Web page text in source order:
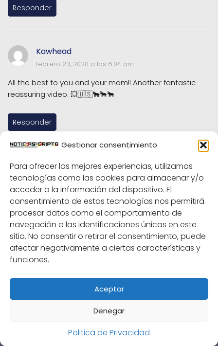
Gestionar consentimiento
Para ofrecer las mejores experiencias, utilizamos
tecnologías como las cookies para almacenar y/o
acceder a la información del dispositivo. El
consentimiento de estas tecnologías nos permitirá
procesar datos como el comportamiento de
navegación o las identificaciones únicas en este
sitio. No consentir o retirar el consentimiento, puede
afectar negativamente a ciertas características y
funciones.
Aceptar
Denegar
Politica de Privacidad
Responder
Kawhead
febrero 23, 2020 a las 6:04 am
All the best to you and your mom!! Another fantastic
reassuring video. 💥🇺🇸🐂🐂🐂
Responder
Zach Smolka
febrero 23, 2020 a las 6:04 am
Your mic sounds great! All your views/ideas are highly
regarded! Much respect Savy and thank you for your
continuous dedication to this space.
Responder